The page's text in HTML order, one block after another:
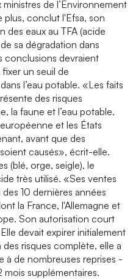
de l’Environnement
plus, conclut l'Efsa, son
eaux au TFA (acide
sa dégradation dans
conclusions devraient
un seuil de
l’eau potable. «Les faits
des risques
la faune et l’eau potable.
et les États
avant que des
causés», écrit-elle.
(blé, orge, seigle), le
très utilisé. «Ses ventes
10 dernières années
la France, l'Allemagne et
Son autorisation court
devait expirer initialement
des risques complète, elle a
de nombreuses reprises -
supplémentaires.